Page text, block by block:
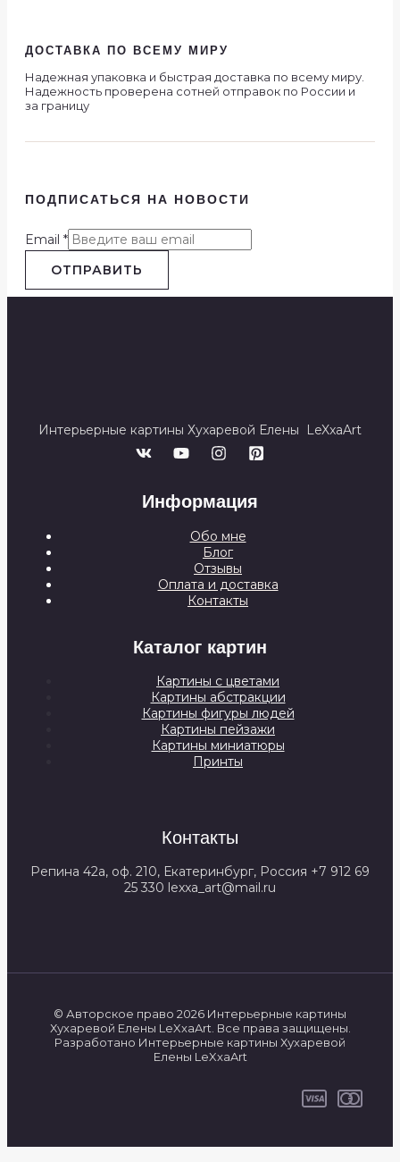
ДОСТАВКА ПО ВСЕМУ МИРУ
Надежная упаковка и быстрая доставка по всему миру.
Надежность проверена сотней отправок по России и
за границу
ПОДПИСАТЬСЯ НА НОВОСТИ
Email *
ОТПРАВИТЬ
Интерьерные картины Хухаревой Елены LeXxaArt
Информация
Обо мне
Блог
Отзывы
Оплата и доставка
Контакты
Каталог картин
Картины с цветами
Картины абстракции
Картины фигуры людей
Картины пейзажи
Картины миниатюры
Принты
Контакты
Репина 42а, оф. 210, Екатеринбург, Россия +7 912 69
25 330 lexxa_art@mail.ru
© Авторское право 2026 Интерьерные картины
Хухаревой Елены LeXxaArt. Все права защищены.
Разработано Интерьерные картины Хухаревой
Елены LeXxaArt